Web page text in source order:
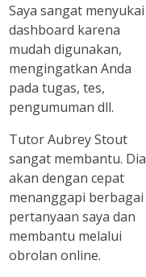
Saya sangat menyukai
dashboard karena
mudah digunakan,
mengingatkan Anda
pada tugas, tes,
pengumuman dll.
Tutor Aubrey Stout
sangat membantu. Dia
akan dengan cepat
menanggapi berbagai
pertanyaan saya dan
membantu melalui
obrolan online.